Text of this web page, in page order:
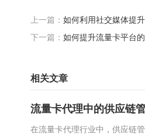
上一篇： 如何利用社交媒体提
下一篇： 如何提升流量卡平台
相关文章
流量卡代理中的供应链
在流量卡代理行业中，供应链